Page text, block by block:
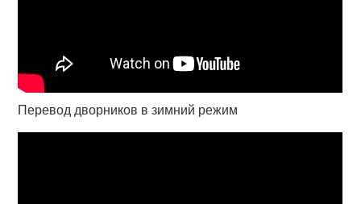
Перевод дворников в зимний режим